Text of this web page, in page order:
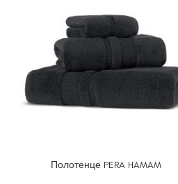
ВЫБЕРИТЕ ПАРАМЕТРЫ
Полотенце PERA HAMAM